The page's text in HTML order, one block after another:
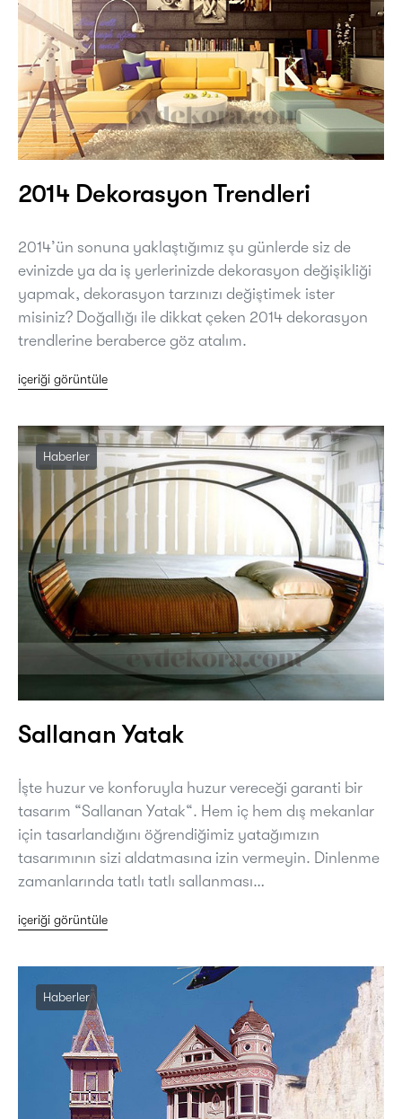
2014 Dekorasyon Trendleri
2014’ün sonuna yaklaştığımız şu günlerde siz de
evinizde ya da iş yerlerinizde dekorasyon değişikliği
yapmak, dekorasyon tarzınızı değiştimek ister
misiniz? Doğallığı ile dikkat çeken 2014 dekorasyon
trendlerine beraberce göz atalım.
içeriği görüntüle
Haberler
Sallanan Yatak
İşte huzur ve konforuyla huzur vereceği garanti bir
tasarım “Sallanan Yatak“. Hem iç hem dış mekanlar
için tasarlandığını öğrendiğimiz yatağımızın
tasarımının sizi aldatmasına izin vermeyin. Dinlenme
zamanlarında tatlı tatlı sallanması…
içeriği görüntüle
Haberler